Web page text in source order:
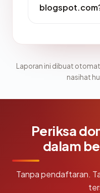
Laporan ini dibuat
nasihat
Periksa
dalam
Tanpa pendaftaran.